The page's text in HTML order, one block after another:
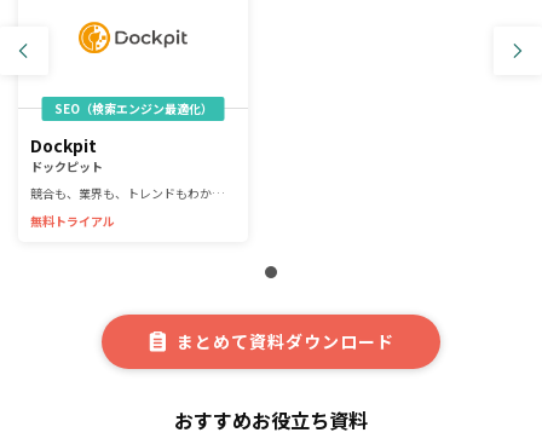
Dockpit
ドックピット
競合も、業界も、トレンドもわかる、リサーチエンジン
SEO（検索エンジン最適化）
無料トライアル
まとめて資料ダウンロード
おすすめお役立ち資料